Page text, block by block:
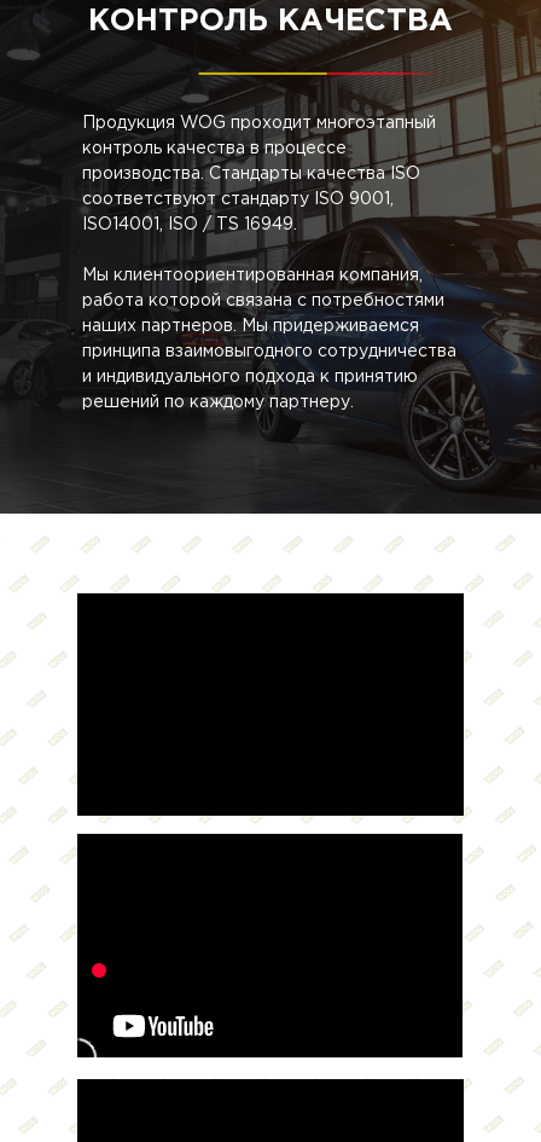
автохимия магазины; набор
автокосметики; автохимия купить; авто
химия; автохимия интернет магазин;
автохимия опт; косметика авто; куплю
антифриз оптом; автомасло опт; тосол
опт; антифриз производство; антифриз
производитель; антифриз бочка; тосол
опт; автохимия опт; купить антифриз;
незамерзайка опт;
КОНТРОЛЬ КАЧЕСТВА
Продукция WOG проходит многоэтапный
контроль качества в процессе
производства. Стандарты качества ISO
соответствуют стандарту ISO 9001,
ISO14001, ISO / TS 16949.
Мы клиентоориентированная компания,
работа которой связана с потребностями
наших партнеров. Мы придерживаемся
принципа взаимовыгодного сотрудничества
и индивидуального подхода к принятию
решений по каждому партнеру.